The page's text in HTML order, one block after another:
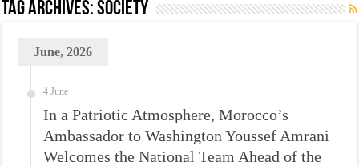
Tag Archives:society
June, 2026
4 June
In a Patriotic Atmosphere, Morocco’s
Ambassador to Washington Youssef Amrani
Welcomes the National Team Ahead of the